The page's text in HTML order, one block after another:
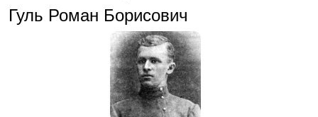
Гуль Роман Борисович